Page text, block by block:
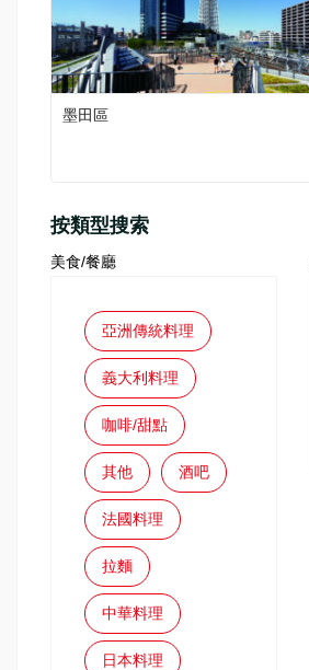
墨田區
按類型搜索
美食/餐廳
亞洲傳統料理
義大利料理
咖啡/甜點
其他 酒吧
法國料理
拉麵
中華料理
日本料理